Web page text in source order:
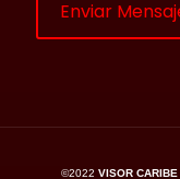
©2022 VISOR CARIBE